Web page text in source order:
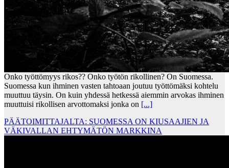
Onko työttömyys rikos?? Onko työtön rikollinen? On Suomessa.
Suomessa kun ihminen vasten tahtoaan joutuu työttömäksi kohtelu
muuttuu täysin. On kuin yhdessä hetkessä aiemmin arvokas ihminen
muuttuisi rikollisen arvottomaksi jonka on [...]
PÄÄTOIMITTAJALTA: SUOMESSA ON KIUSAAJIEN JA
VÄKIVALLAN EHTYMÄTÖN MARKKINA